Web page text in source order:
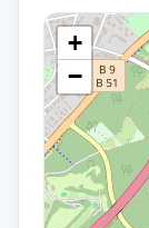
+
−